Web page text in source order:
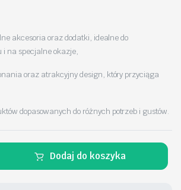
akcesoria oraz dodatki, idealne do
i na specjalne okazje,
oraz atrakcyjny design, który przyciąga
dopasowanych do różnych potrzeb i gustów.
Dodaj do koszyka